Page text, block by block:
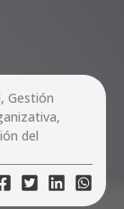
Gestión
del